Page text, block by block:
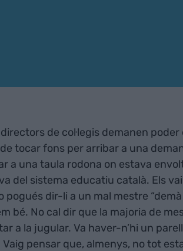
de col·legis demanen
tocar fons per arribar a una
a una taula rodona on estava
del sistema educatiu català. Els
pogués dir-li a un mal mestre
bé. No cal dir que la majoria de
a la jugular. Va haver-n’hi un
Vaig pensar que, almenys, no tot